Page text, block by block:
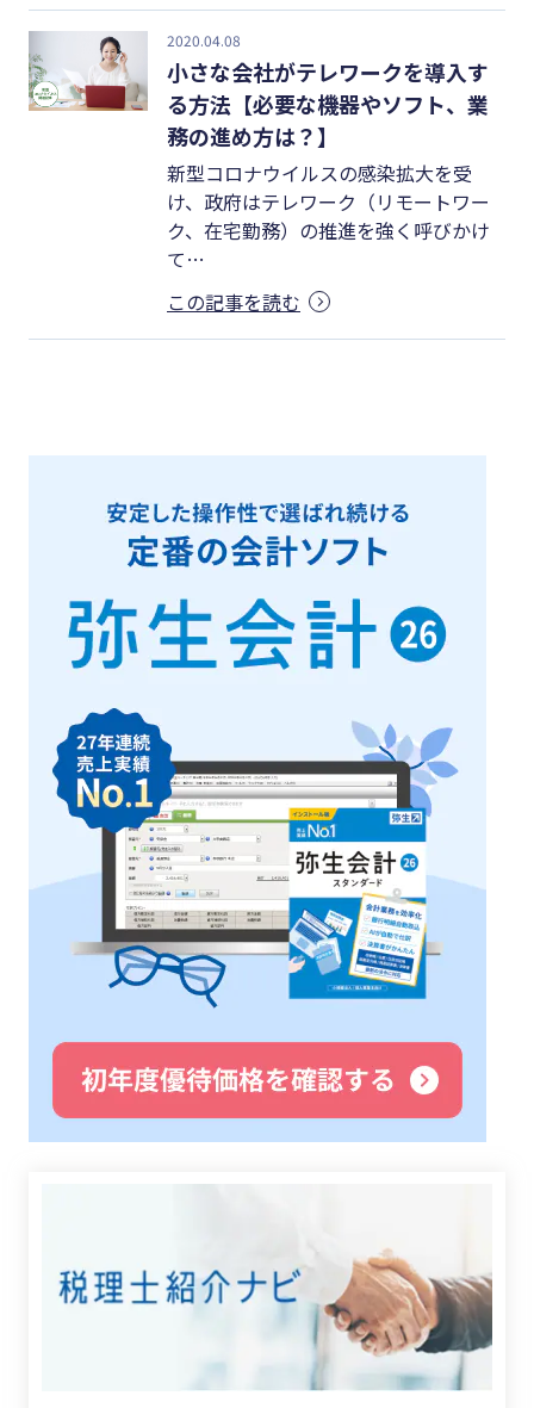
2020.04.08
小さな会社がテレワークを導入す
る方法【必要な機器やソフト、業
務の進め方は？】
新型コロナウイルスの感染拡大を受
け、政府はテレワーク（リモートワー
ク、在宅勤務）の推進を強く呼びかけ
て…
この記事を読む